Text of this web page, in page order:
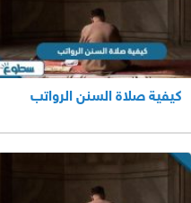
كيفية صلاة السنن الرواتب